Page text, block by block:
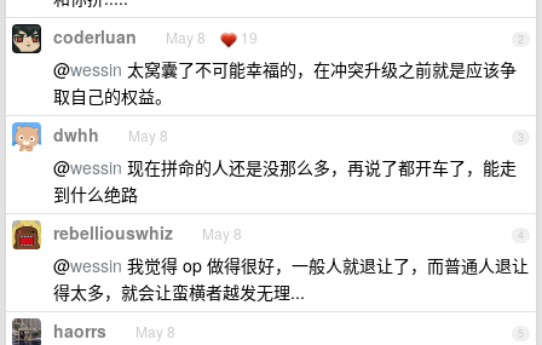
2
coderluan May 8 19
@wessin 太窝囊了不可能幸福的，在冲突升级之前就是应该争
取自己的权益。
3
dwhh May 8
@wessin 现在拼命的人还是没那么多，再说了都开车了，能走
到什么绝路
4
rebelliouswhiz May 8
@wessin 我觉得 op 做得很好，一般人就退让了，而普通人退让
得太多，就会让蛮横者越发无理...
5
haorrs May 8